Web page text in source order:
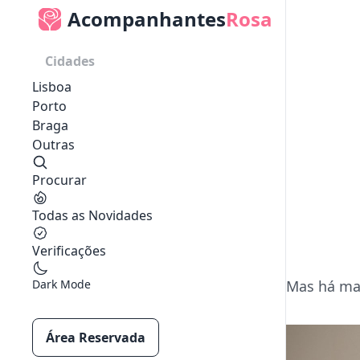
AcompanhantesRosa
Cidades
Lisboa
Porto
Braga
Outras
Procurar
Todas as Novidades
Verificações
Dark Mode
Área Reservada
Mas há